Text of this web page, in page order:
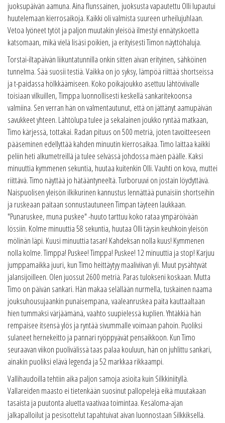
juoksupäivän aamuna. Aina flunssainen, juoksusta vapautettu Olli lupautui
huutelemaan kierrosaikoja. Kaikki oli valmista suureen urheilujuhlaan.
Vetoa lyöneet tytöt ja paljon muutakin yleisöä ilmestyi ennätyskoetta
katsomaan, mikä vielä lisäsi poikien, ja erityisesti Timon näyttöhaluja.
Torstai-iltapäivän liikuntatunnilla onkin sitten aivan erityinen, sähköinen
tunnelma. Sää suosii testiä. Vaikka on jo syksy, lämpöä riittää shortseissa
ja t-paidassa hölkkäämiseen. Koko poikajoukko asettuu lähtöviivalle
toisiaan vilkuillen, Timppa luonnollisesti keskellä sankaritekoonsa
valmiina. Sen verran hän on valmentautunut, että on jättänyt aamupäivän
savukkeet yhteen. Lähtölupa tulee ja sekalainen joukko ryntää matkaan,
Timo kärjessä, tottakai. Radan pituus on 500 metriä, joten tavoitteeseen
pääseminen edellyttää kahden minuutin kierrosaikaa. Timo laittaa kaikki
peliin heti alkumetreillä ja tulee selvässä johdossa mäen päälle. Kaksi
minuuttia kymmenen sekuntia, huutaa kuitenkin Olli. Vauhti on kova, muttei
riittävä. Timo näyttää jo hätääntyneeltä. Turboruuvi on jostain löydyttävä.
Naispuolisen yleisön ilkikurinen kannustus lennättää punaisiin shortseihin
ja ruskeaan paitaan sonnustautuneen Timpan täyteen laukkaan.
"Punaruskee, muna puskee" -huuto tarttuu koko rataa ympäröivään
lössiin. Kolme minuuttia 58 sekuntia, huutaa Olli täysin keuhkoin yleisön
mölinän läpi. Kuusi minuuttia tasan! Kahdeksan nolla kuus! Kymmenen
nolla kolme. Timppa! Puskee! Timppa! Puskee! 12 minuuttia ja stop! Karjuu
jumppamaikka juuri, kun Timo heittäytyy maaliviivan yli. Muut pysähtyvät
jalansijoilleen. Olen juossut 2600 metriä. Paras tulokseni koskaan. Mutta
Timo on päivän sankari. Hän makaa selällään nurmella, tuskainen naama
jouksuhousujaankin punaisempana, vaaleanruskea paita kauttaaltaan
hien tummaksi värjäämänä, vaahto suupielessä kuplien. Yhtäkkiä hän
rempaisee itsensä ylös ja ryntää sivummalle voimaan pahoin. Puoliksi
sulaneet hernekeitto ja pannari ryöppyävät pensaikkoon. Kun Timo
seuraavan viikon puolivälissä taas palaa kouluun, hän on juhlittu sankari,
ainakin puoliksi elävä legenda ja 52 markkaa rikkaampi.
Vallihaudoilla tehtiin aika paljon samoja asioita kuin Silkkiniityllä.
Vallareiden maasto ei tietenkään suosinut pallopelejä eikä muutakaan
tasaista ja puutonta aluetta vaativaa toimintaa. Kesäloma-ajan
jalkapalloilut ja pesisottelut tapahtuivat aivan luonnostaan Silkkiksellä.